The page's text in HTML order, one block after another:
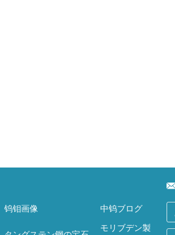
钨钼画像
中钨ブログ
モリブデン製